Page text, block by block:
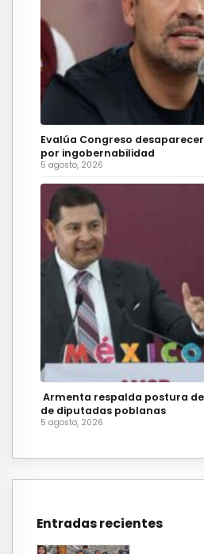
Evalúa Congreso
por ingobernabilidad
5 agosto, 2026
Armenta respalda postura
de diputadas poblanas
5 agosto, 2026
Entradas recientes